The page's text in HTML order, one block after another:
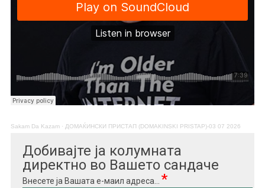
Sakam Da Kazam· ДОМАЌИНСКИ ПРИСТАП (DOMAKINSKI PRISTAP)-03 07 2026
Добивајте ја колумната
директно во Вашето сандаче
Внесете ја Вашата е-маил адреса... *